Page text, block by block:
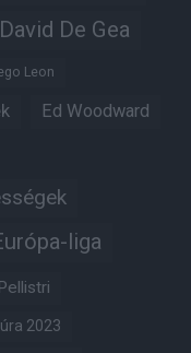
David De Gea
Leon
Ed Woodward
liga
2023